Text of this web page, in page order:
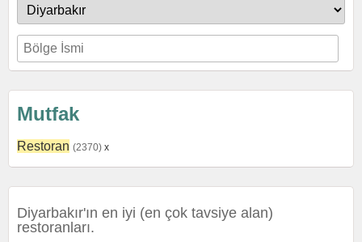
Mutfak
Restoran (2370) x
Diyarbakır'ın en iyi (en çok tavsiye alan)
restoranları.